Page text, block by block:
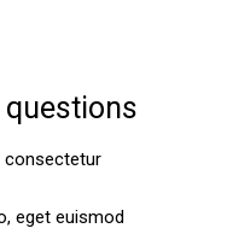
consectetur
eget euismod